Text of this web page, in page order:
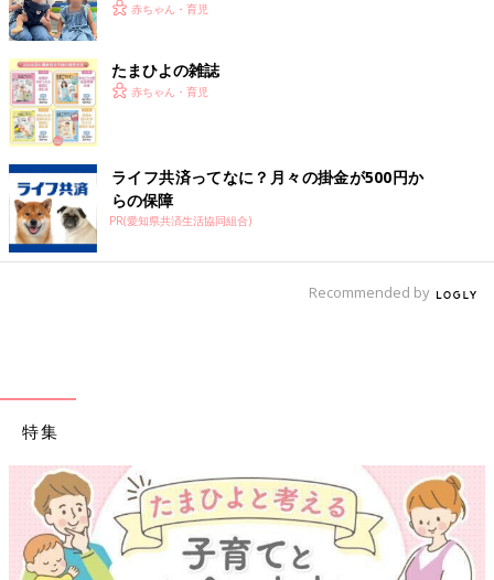
赤ちゃん・育児
たまひよの雑誌
赤ちゃん・育児
ライフ共済ってなに？月々の掛金が500円か
らの保障
PR(愛知県共済生活協同組合)
Recommended by
特集